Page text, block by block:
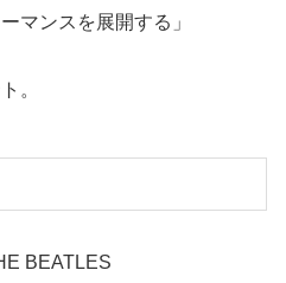
マンスを展開する」
。
BEATLES